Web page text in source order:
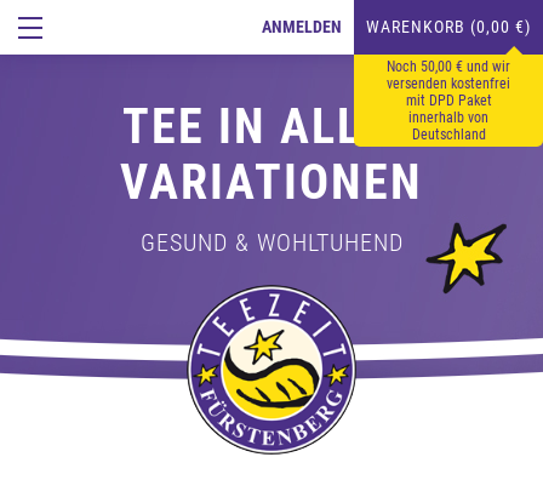
ANMELDEN WARENKORB (0,00 €)
Noch 50,00 € und wir
versenden kostenfrei
mit DPD Paket
innerhalb von
Deutschland
TEE IN ALLEN
VARIATIONEN
GESUND & WOHLTUHEND